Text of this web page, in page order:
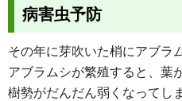
病害虫予防
その年に芽吹いた梢にアブラ
アブラムシが繁殖すると、葉
樹勢がだんだん弱くなってし